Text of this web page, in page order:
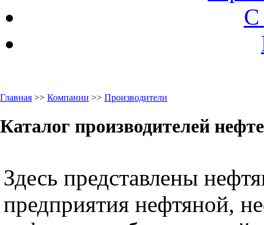
С
Главная >> Компании >> Производители
Каталог производителей
Здесь представлены
предприятия нефтяной,